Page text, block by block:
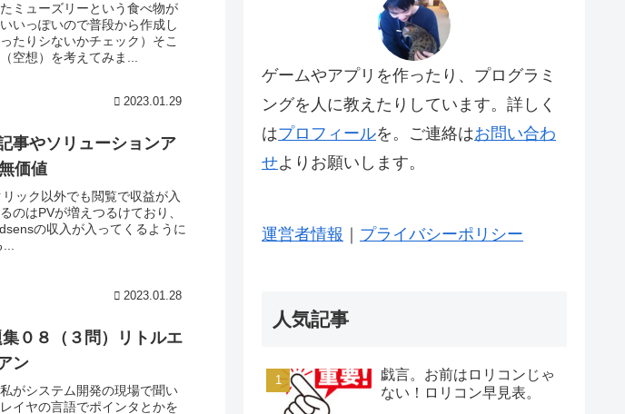
ミューズリーという食べ物が
いっぽいので普段から作成し
たりシないかチェック）そこ
空想）を考えてみま...
2023.01.29
事やソリューションア
価値
ック以外でも閲覧で収益が入
のはPVが増えつるけており、
の収入が入ってくるように
...
2023.01.28
０８（３問）リトルエ
ン
がシステム開発の現場で聞い
イヤの言語でポインタとかを
ゲームやアプリを作ったり、プログラミ
ングを人に教えたりしています。詳しく
はプロフィールを。ご連絡はお問い合わ
せよりお願いします。
運営者情報 プライバシーポリシー
人気記事
戯言。お前はロリコンじゃ
ない！ロリコン早見表。